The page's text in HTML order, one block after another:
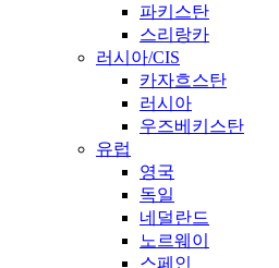
파키스탄
스리랑카
러시아/CIS
카자흐스탄
러시아
우즈베키스탄
유럽
영국
독일
네덜란드
노르웨이
스페인